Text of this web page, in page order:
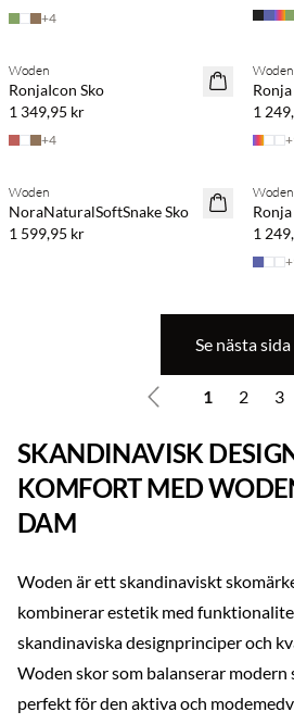
+4
Woden
RonjaIcon Sko
1 349,95 kr
+4
Woden
1
+
Woden
NoraNaturalSoftSnake Sko
1 599,95 kr
Woden
1
+
Se nästa sida
1 2 3
SKANDINAVISK
KOMFORT MED
DAM
Woden är ett skandinaviskt
kombinerar estetik med
skandinaviska designprinciper och
Woden skor som balanserar
perfekt för den aktiva och